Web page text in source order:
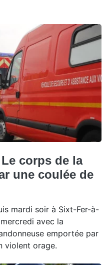
corps de la
une coulée de
mardi soir à Sixt-Fer-à-
avec la
emportée par
violent orage.